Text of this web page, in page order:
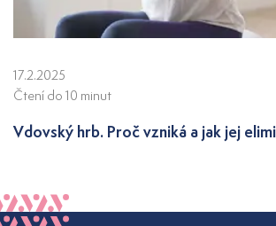
17.2.2025
Čtení do 10 minut
Vdovský hrb. Proč vzniká a jak jej